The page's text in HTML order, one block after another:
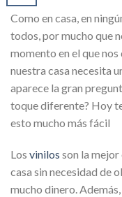
Como en casa, en
todos, por mucho que
momento en el que
nuestra casa necesita
aparece la gran
toque diferente? Hoy
esto mucho más fácil
Los vinilos son la
casa sin necesidad de
mucho dinero.